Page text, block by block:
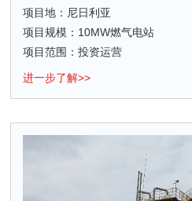
项目地：尼日利亚
项目规模：10MW燃气电站
项目范围：投资运营
进一步了解>>